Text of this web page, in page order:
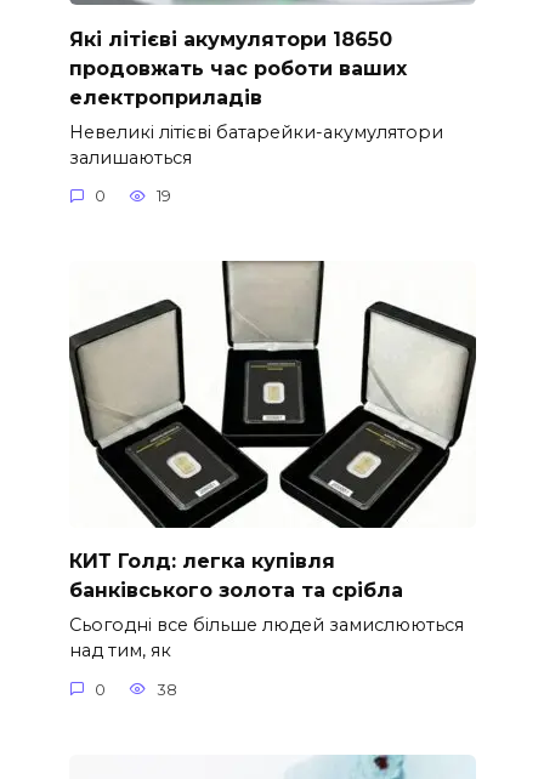
Які літієві акумулятори 18650
продовжать час роботи ваших
електроприладів
Невеликі літієві батарейки-акумулятори
залишаються
0 19
КИТ Голд: легка купівля
банківського золота та срібла
Сьогодні все більше людей замислюються
над тим, як
0 38